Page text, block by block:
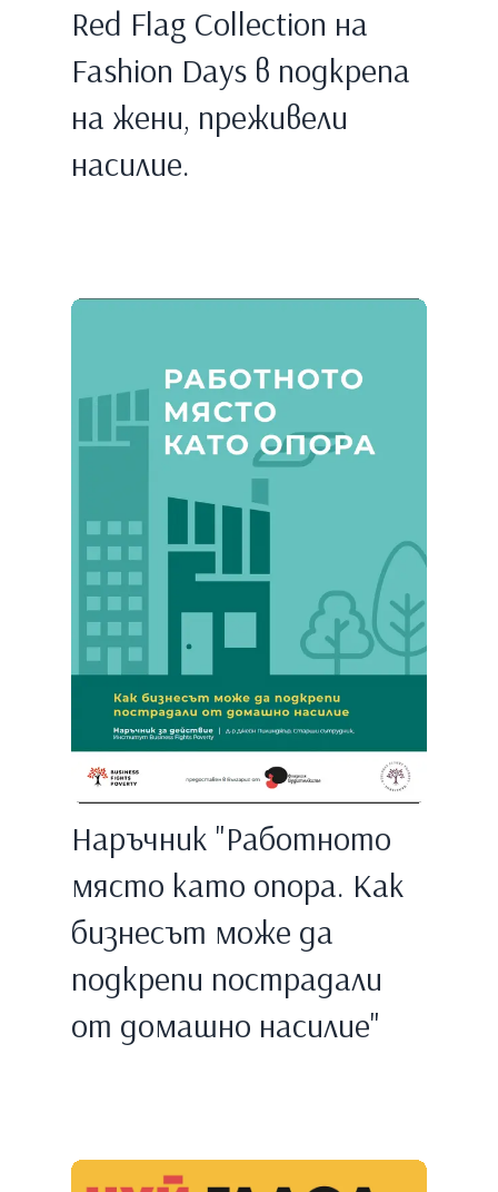
Red Flag Collection на
Fashion Days в подкрепа
на жени, преживели
насилие.
Наръчник "Работното
място като опора. Как
бизнесът може да
подкрепи пострадали
от домашно насилие"